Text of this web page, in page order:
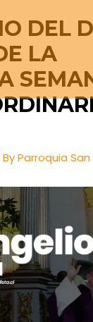
DEL
LA
Parroquia